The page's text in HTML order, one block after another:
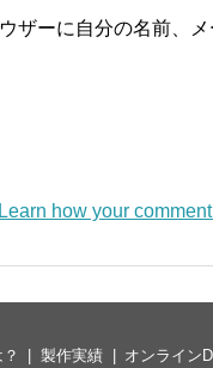
ザーに自分の名前、
Learn how your
製作実績 オンライン